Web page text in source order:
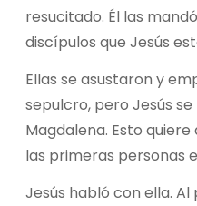
resucitado. Él las
discípulos que Jesús
Ellas se asustaron y
sepulcro, pero Jesús
Magdalena. Esto
las primeras personas
Jesús habló con ella. Al